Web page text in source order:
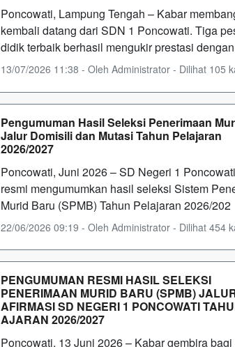
Poncowati, Lampung Tengah – Kabar
kembali datang dari SDN 1 Poncowati. Tiga
didik terbaik berhasil mengukir prestasi dengan
13/07/2026 11:38 - Oleh Administrator - Dilihat 105
Pengumuman Hasil Seleksi Penerimaan
Jalur Domisili dan Mutasi Tahun Pelajaran
2026/2027
Poncowati, Juni 2026 – SD Negeri 1
resmi mengumumkan hasil seleksi Sistem
Murid Baru (SPMB) Tahun Pelajaran 2026/202
22/06/2026 09:19 - Oleh Administrator - Dilihat 454
PENGUMUMAN RESMI HASIL SELEKSI
PENERIMAAN MURID BARU (SPMB)
AFIRMASI SD NEGERI 1 PONCOWATI
AJARAN 2026/2027
Poncowati, 13 Juni 2026 – Kabar gembira